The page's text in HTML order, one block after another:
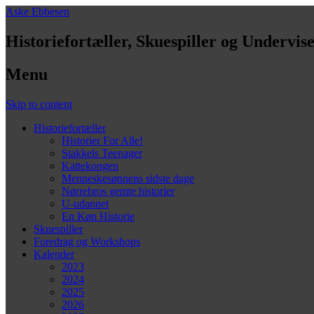
Aske Ebbesen
Historiefortæller, Skuespiller og
Menu
Skip to content
Historiefortæller
Historier For Alle!
Stakkels Teenager
Kattekongen
Menneskesønnens sidste dage
Nørrebros gemte historier
U-udannet
En Køn Historie
Skuespiller
Foredrag og Workshops
Kalender
2023
2024
2025
2026